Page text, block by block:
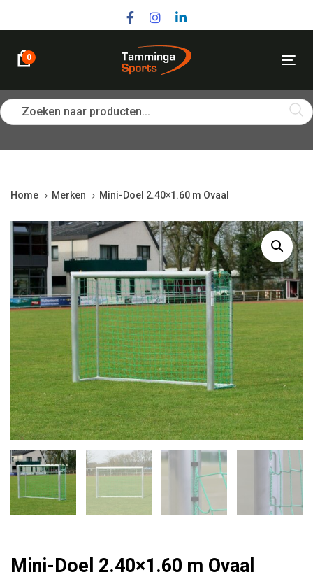
navigation
content
0
Zoeken naar producten...
Home Merken Mini-Doel 2.40×1.60 m Ovaal
Mini-Doel 2.40×1.60 m Ovaal
Mini-
Doel
2.40x1.60
m
Ovaal
quantity